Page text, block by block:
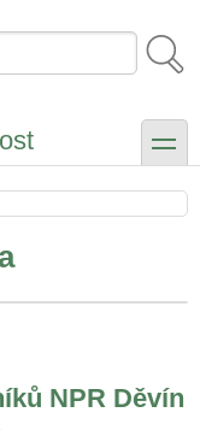
toggle
NPR Děvín